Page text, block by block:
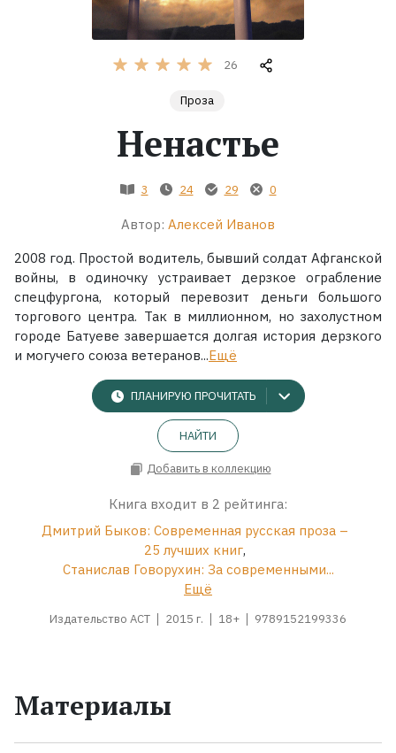
Экранизации
26
Проза
Ненастье
3 24 29 0
Автор: Алексей Иванов
2008 год. Простой водитель, бывший солдат Афганской
войны, в одиночку устраивает дерзкое ограбление
спецфургона, который перевозит деньги большого
торгового центра. Так в миллионном, но захолустном
городе Батуеве завершается долгая история дерзкого
и могучего союза ветеранов...Ещё
ПЛАНИРУЮ ПРОЧИТАТЬ
НАЙТИ
Добавить в коллекцию
Книга входит в 2 рейтинга:
Дмитрий Быков: Современная русская проза –
25 лучших книг,
Станислав Говорухин: За современными...
Ещё
Издательство АСТ 2015 г. 18+ 9789152199336
Материалы